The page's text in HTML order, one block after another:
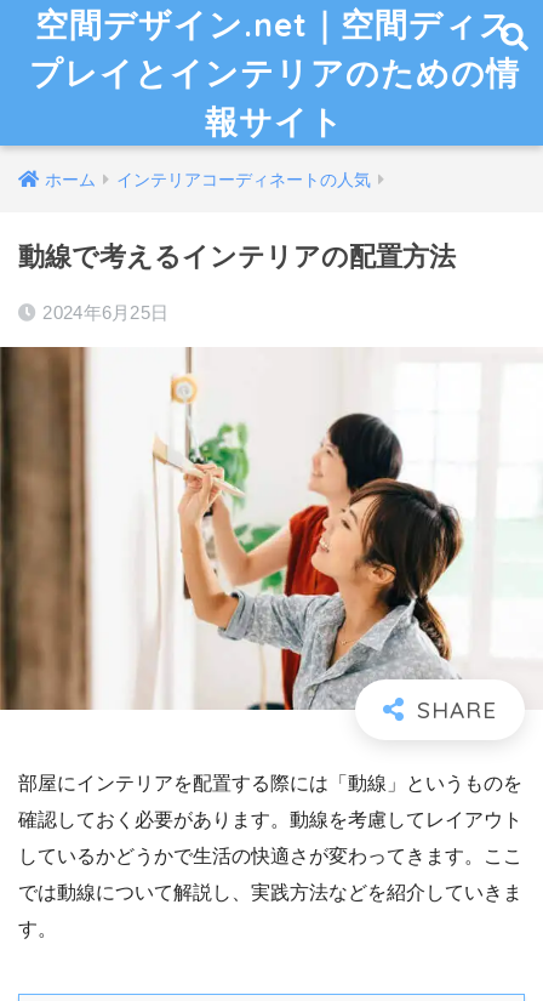
空間デザイン.net｜空間ディス
プレイとインテリアのための情
報サイト
ホーム インテリアコーディネートの人気
動線で考えるインテリアの配置方法
2024年6月25日
部屋にインテリアを配置する際には「動線」というものを
確認しておく必要があります。動線を考慮してレイアウト
しているかどうかで生活の快適さが変わってきます。ここ
では動線について解説し、実践方法などを紹介していきま
す。